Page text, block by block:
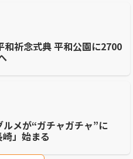
和祈念式典 平和公園に2700
ルメが“ガチャガチャ”に
崎」始まる